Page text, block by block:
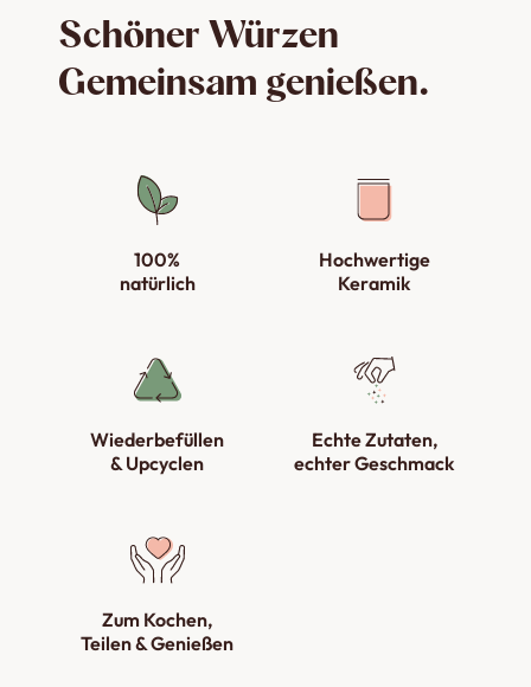
Schöner Würzen
Gemeinsam genießen.
100%
natürlich
Hochwertige
Keramik
Wiederbefüllen
& Upcyclen
Echte Zutaten,
echter Geschmack
Zum Kochen,
Teilen & Genießen